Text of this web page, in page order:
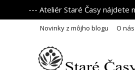
--- Ateliér Staré Časy nájdete
Novinky z môjho blogu O nás